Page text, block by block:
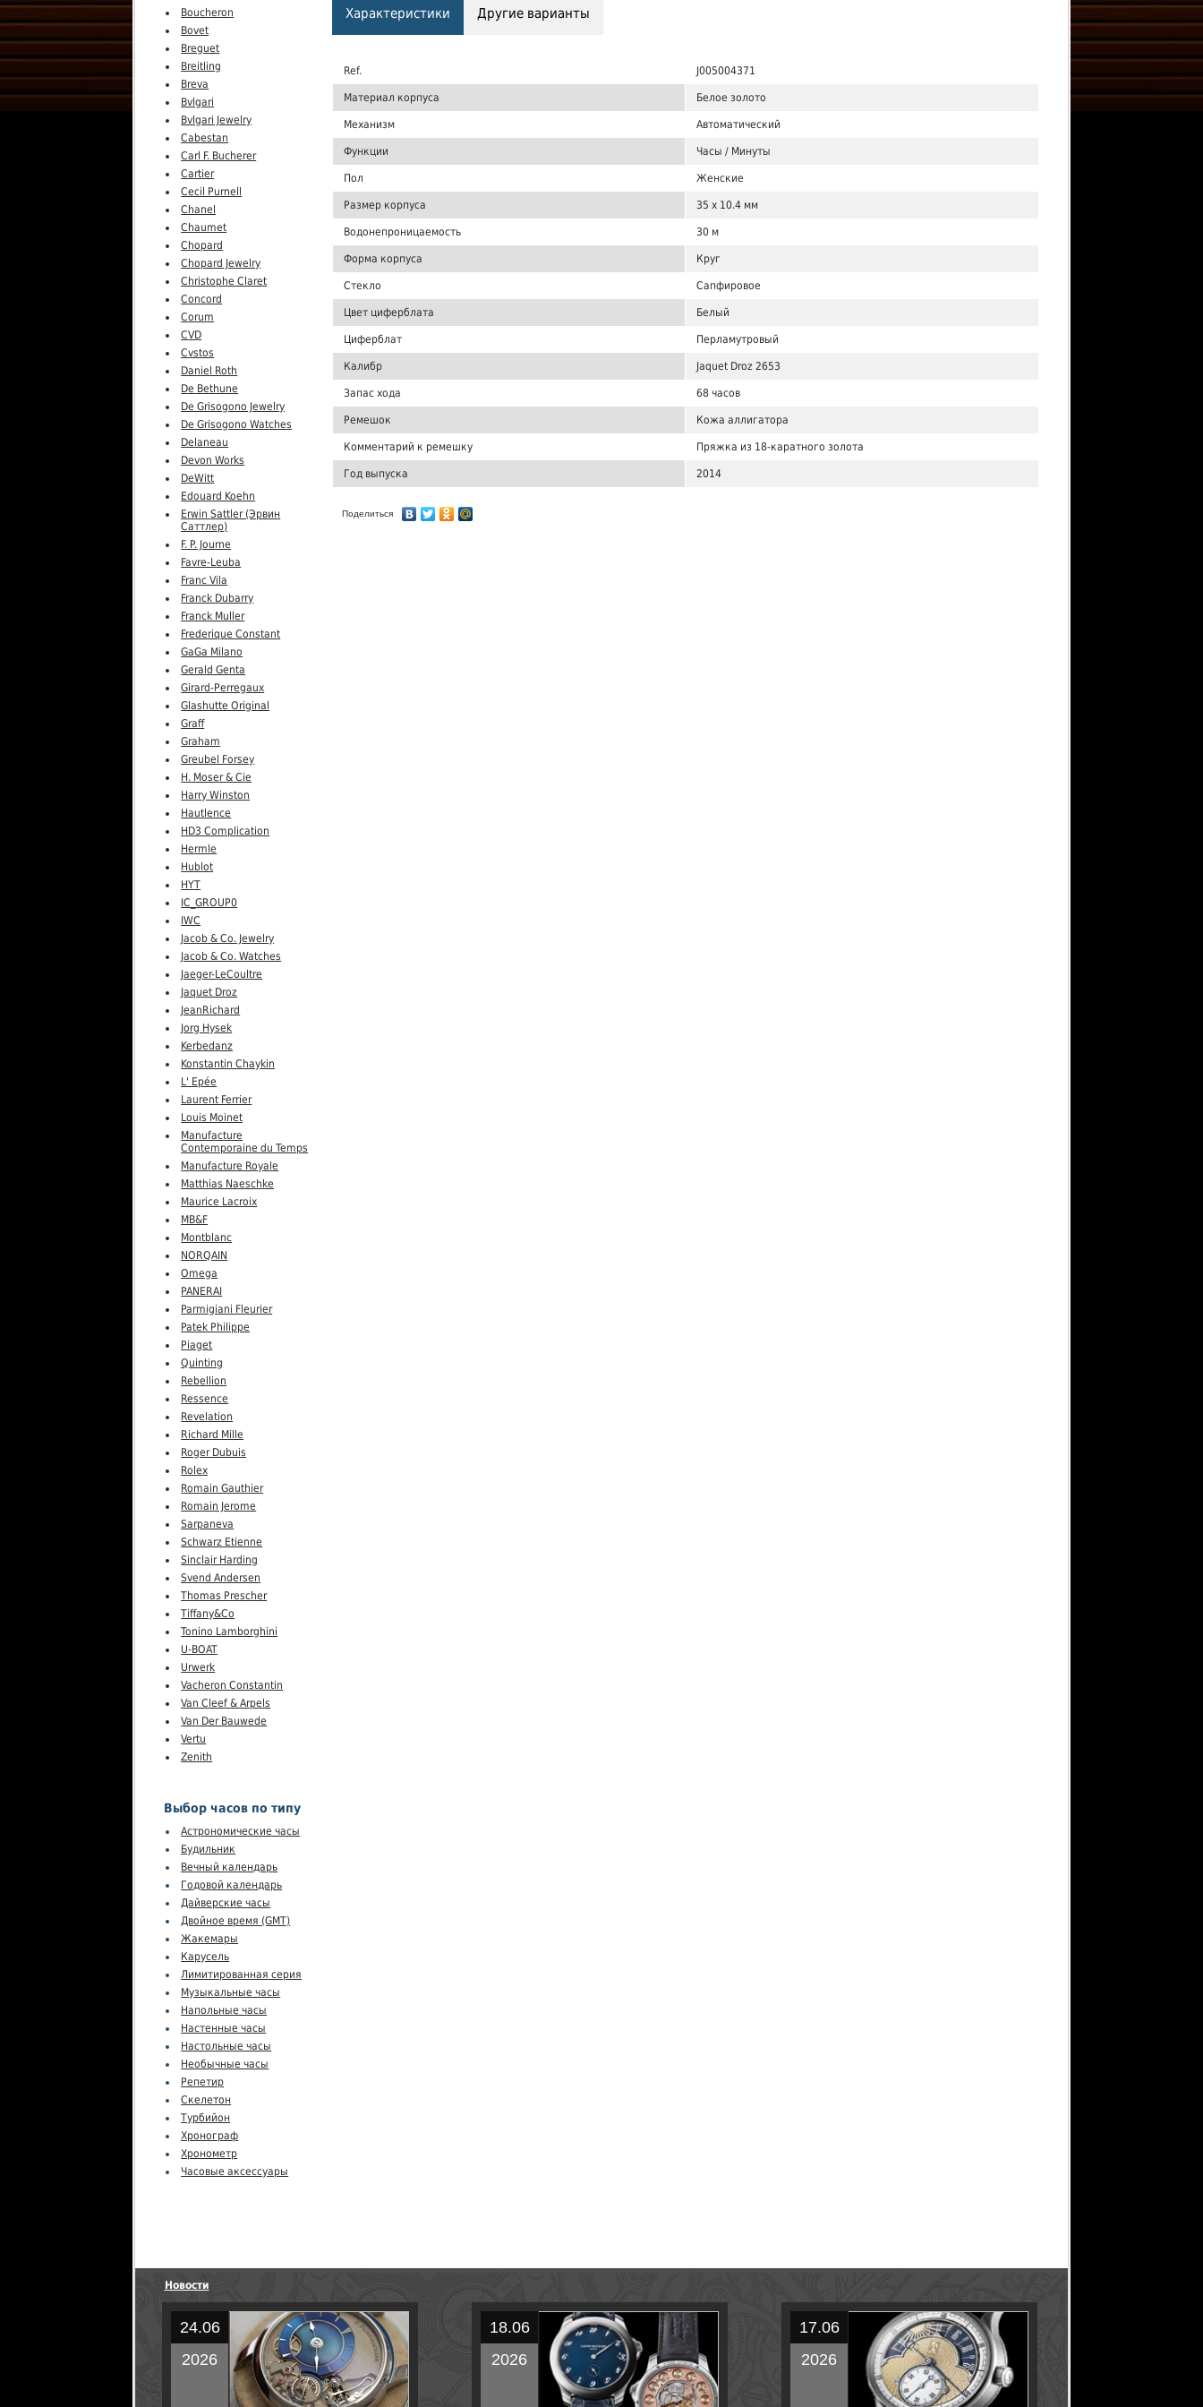
Boucheron
Bovet
Breguet
Breitling
Breva
Bvlgari
Bvlgari Jewelry
Cabestan
Carl F. Bucherer
Cartier
Cecil Purnell
Chanel
Chaumet
Chopard
Chopard Jewelry
Christophe Claret
Concord
Corum
CVD
Cvstos
Daniel Roth
De Bethune
De Grisogono Jewelry
De Grisogono Watches
Delaneau
Devon Works
DeWitt
Edouard Koehn
Erwin Sattler (Эрвин
Саттлер)
F. P. Journe
Favre-Leuba
Franc Vila
Franck Dubarry
Franck Muller
Frederique Constant
GaGa Milano
Gerald Genta
Girard-Perregaux
Glashutte Original
Graff
Graham
Greubel Forsey
H. Moser & Cie
Harry Winston
Hautlence
HD3 Complication
Hermle
Hublot
HYT
IC_GROUP0
IWC
Jacob & Co. Jewelry
Jacob & Co. Watches
Jaeger-LeCoultre
Jaquet Droz
JeanRichard
Jorg Hysek
Kerbedanz
Konstantin Chaykin
L' Epée
Laurent Ferrier
Louis Moinet
Manufacture
Contemporaine du Temps
Manufacture Royale
Matthias Naeschke
Maurice Lacroix
MB&F
Montblanc
NORQAIN
Omega
PANERAI
Parmigiani Fleurier
Patek Philippe
Piaget
Quinting
Rebellion
Ressence
Revelation
Richard Mille
Roger Dubuis
Rolex
Romain Gauthier
Romain Jerome
Sarpaneva
Schwarz Etienne
Sinclair Harding
Svend Andersen
Thomas Prescher
Tiffany&Co
Tonino Lamborghini
U-BOAT
Urwerk
Vacheron Constantin
Van Cleef & Arpels
Van Der Bauwede
Vertu
Zenith
Выбор часов по типу
Астрономические часы
Будильник
Вечный календарь
Годовой календарь
Дайверские часы
Двойное время (GMT)
Жакемары
Карусель
Лимитированная серия
Музыкальные часы
Напольные часы
Настенные часы
Настольные часы
Необычные часы
Репетир
Скелетон
Турбийон
Хронограф
Хронометр
Часовые аксессуары
Характеристики Другие варианты
Ref. J005004371
Материал корпуса Белое золото
Механизм Автоматический
Функции Часы / Минуты
Пол Женские
Размер корпуса 35 x 10.4 мм
Водонепроницаемость 30 м
Форма корпуса Круг
Стекло Сапфировое
Цвет циферблата Белый
Циферблат Перламутровый
Калибр Jaquet Droz 2653
Запас хода 68 часов
Ремешок Кожа аллигатора
Комментарий к ремешку Пряжка из 18-каратного золота
Год выпуска 2014
Поделиться
Новости
24.06
2026
18.06
2026
17.06
2026